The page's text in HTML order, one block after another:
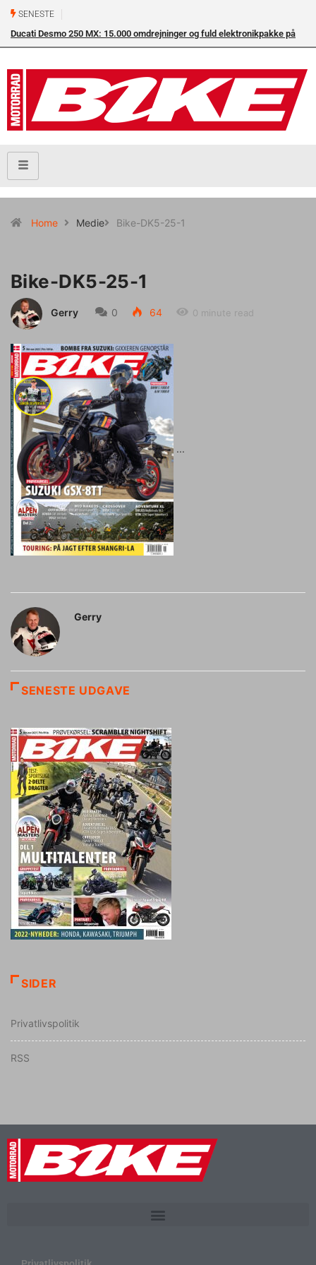
SENESTE
Ducati Desmo 250 MX: 15.000 omdrejninger og fuld elektronikpakke på
Home Medie Bike-DK5-25-1
Bike-DK5-25-1
Gerry 0 64 0 minute read
Gerry
SENESTE UDGAVE
SIDER
Privatlivspolitik
RSS